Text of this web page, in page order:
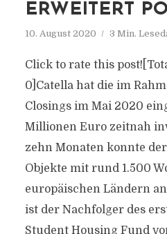
ERWEITERT
10. August 2020 3 Min.
Click to rate this
0]Catella hat die im
Closings im Mai 2020
Millionen Euro zeitnah
zehn Monaten konnte
Objekte mit rund 1.500
europäischen Ländern
ist der Nachfolger des
Student Housing Fund